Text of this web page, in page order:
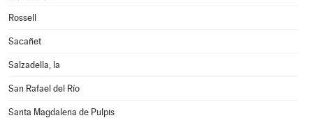
Rossell
Sacañet
Salzadella, la
San Rafael del Río
Santa Magdalena de Pulpis